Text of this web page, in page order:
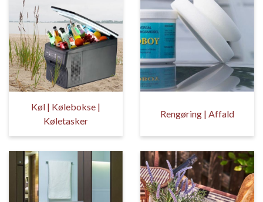
Køl | Kølebokse |
Køletasker
Rengøring | Affald